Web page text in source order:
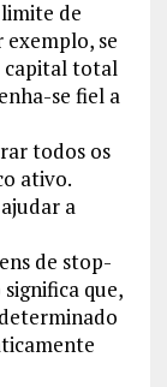
de
exemplo, se
capital total
se fiel a
todos os
ativo.
a
de stop-
que,